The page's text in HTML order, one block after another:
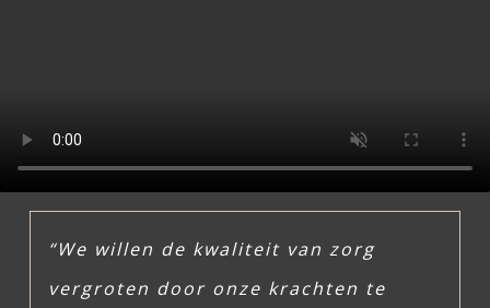
“We willen de kwaliteit van zorg
vergroten door onze krachten te